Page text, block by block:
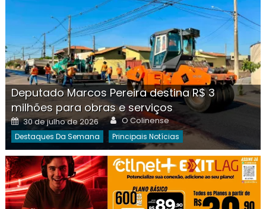
Deputado Marcos Pereira destina R$ 3
milhões para obras e serviços
Posted
on
30 de julho de 2026 Author
O Colinense
Destaques Da Semana Principais Notícias